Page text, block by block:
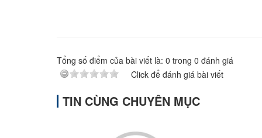
Tổng số điểm của bài viết là: 0 trong 0 đánh giá
Click để đánh giá bài viết
TIN CÙNG CHUYÊN MỤC